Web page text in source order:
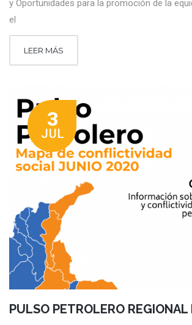
y Oportunidades para la promoción de la
el
LEER MÁS
3
JUL
PULSO PETROLERO REGIONAL